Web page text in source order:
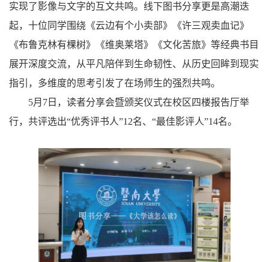
实现了影像与文字的互文共鸣。线下图书分享更是高潮迭
起，十位同学围绕《云边有个小卖部》《许三观卖血记》
《布鲁克林有棵树》《维奥莱塔》《文化苦旅》等经典书目
展开深度交流，从平凡陪伴到生命韧性、从历史回眸到现实
指引，多维度的思考引发了在场师生的强烈共鸣。
5月7日，读者分享会暨颁奖仪式在校区四楼报告厅举
行，共评选出“优秀评书人”12名、“最佳影评人”14名。